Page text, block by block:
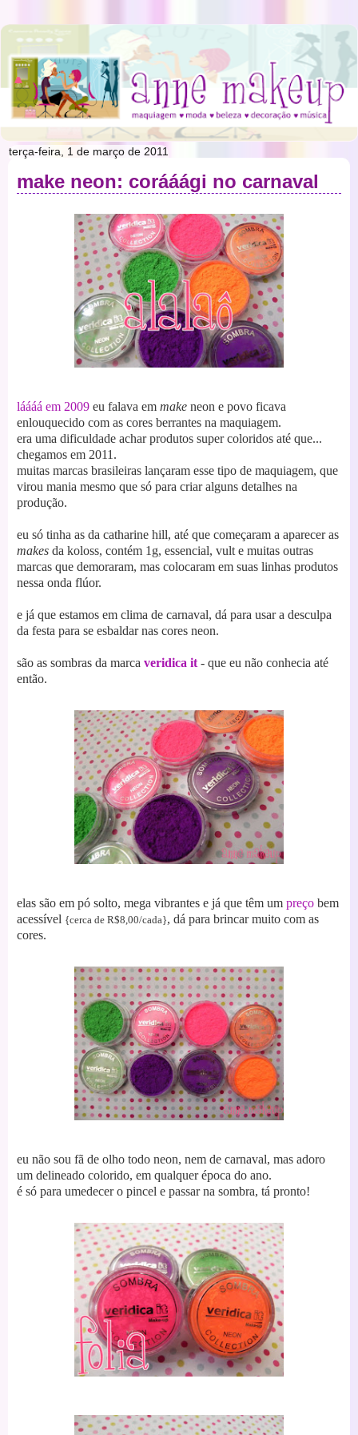
terça-feira, 1 de março de 2011
make neon: corááági no carnaval
láááá em 2009 eu falava em make neon e povo ficava
enlouquecido com as cores berrantes na maquiagem.
era uma dificuldade achar produtos super coloridos até que...
chegamos em 2011.
muitas marcas brasileiras lançaram esse tipo de maquiagem, que
virou mania mesmo que só para criar alguns detalhes na
produção.
eu só tinha as da catharine hill, até que começaram a aparecer as
makes da koloss, contém 1g, essencial, vult e muitas outras
marcas que demoraram, mas colocaram em suas linhas produtos
nessa onda flúor.
e já que estamos em clima de carnaval, dá para usar a desculpa
da festa para se esbaldar nas cores neon.
são as sombras da marca veridica it - que eu não conhecia até
então.
elas são em pó solto, mega vibrantes e já que têm um preço bem
acessível {cerca de R$8,00/cada}, dá para brincar muito com as
cores.
eu não sou fã de olho todo neon, nem de carnaval, mas adoro
um delineado colorido, em qualquer época do ano.
é só para umedecer o pincel e passar na sombra, tá pronto!